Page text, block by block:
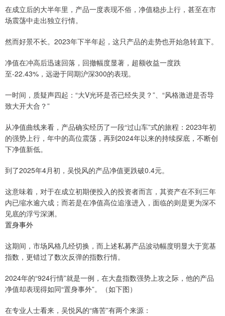
在成立后的大半年里，产品一度表现不俗，净值稳步上行，甚至在市
场震荡中走出独立行情。
然而好景不长。2023年下半年起，这只产品的走势也开始急转直下。
净值在冲高后迅速回落，回撤幅度显著，超额收益一度跌
至-22.43%，远逊于同期沪深300的表现。
一时间，质疑声四起：“大V光环是否已经失灵？”、“风格激进是否导
致大开大合？”
从净值曲线来看，产品确实经历了一段“过山车”式的旅程：2023年初
的强势上行，年中的高位震荡，再到2024年以来的持续探底，不断创
下净值新低。
到了2025年4月初，吴悦风的产品净值更跌破0.4元。
这意味着，对于在成立初期便投入的投资者而言，其资产在不到三年
内已缩水逾六成；而若是在净值高位追涨进入，面临的则是更为深不
见底的浮亏深渊。
置身事外
这期间，市场风格几经切换，而上述私募产品波动幅度明显大于宽基
指数，更错过了数次反弹的指数行情。
2024年的“924行情”就是一例，在大盘指数强势上攻之际，他的产品
净值却表现得如同“置身事外”。（如下图）
在专业人士看来，吴悦风的“痛苦”有两个来源：